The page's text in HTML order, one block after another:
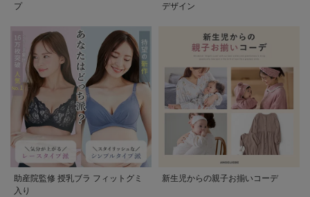
プ
デザイン
助産院監修 授乳ブラ フィットグミ
入り
新生児からの親子お揃いコーデ